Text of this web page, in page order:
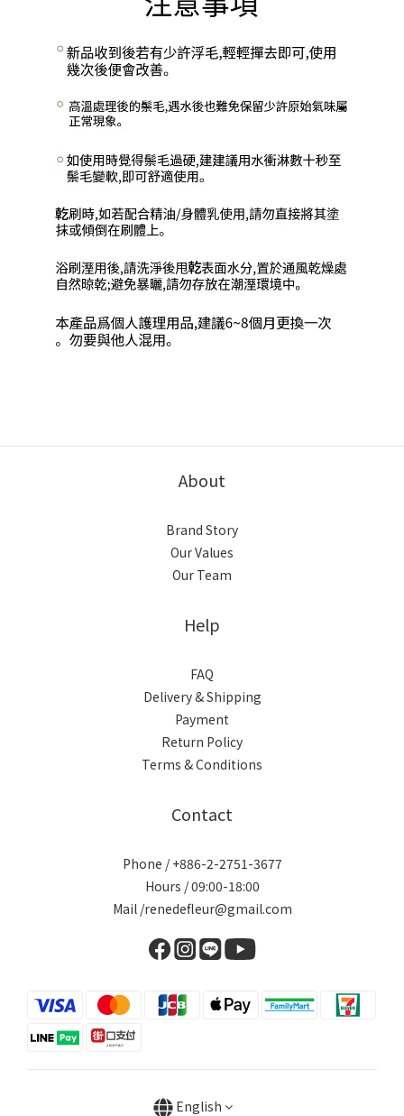
About
Brand Story
Our Values
Our Team
Help
FAQ
Delivery & Shipping
Payment
Return Policy
Terms & Conditions
Contact
Phone / +886-2-2751-3677
Hours / 09:00-18:00
Mail /renedefleur@gmail.com
English